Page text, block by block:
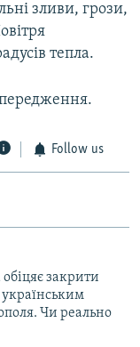
зливи, грози,
тепла.
Follow us
обіцяє закрити
Чи реально